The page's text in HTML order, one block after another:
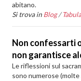
abitano.
Si trova in Blog /
Non confessarti
non garantisce
Le riflessioni sul
sono numerose